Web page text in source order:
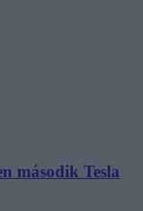
második Tesla